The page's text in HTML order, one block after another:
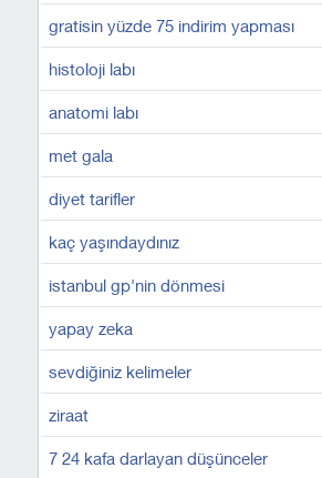
gratisin yüzde 75 indirim yapması
histoloji labı
anatomi labı
met gala
diyet tarifler
kaç yaşındaydınız
istanbul gp'nin dönmesi
yapay zeka
sevdiğiniz kelimeler
ziraat
7 24 kafa darlayan düşünceler